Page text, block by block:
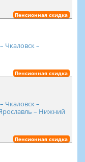
Пенсионная скидка
Чкаловск –
Пенсионная скидка
Чкаловск –
– Нижний
Пенсионная скидка